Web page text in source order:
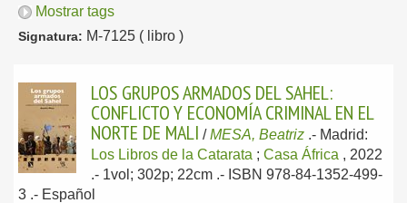
Mostrar tags
Signatura: M-7125 ( libro )
LOS GRUPOS ARMADOS DEL SAHEL:
CONFLICTO Y ECONOMÍA CRIMINAL EN EL
NORTE DE MALI /MESA, Beatriz .- Madrid:
Los Libros de la Catarata ; Casa África , 2022
.- 1vol; 302p; 22cm .- ISBN 978-84-1352-499-
3 .- Español